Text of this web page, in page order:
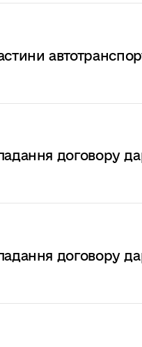
договору
договору